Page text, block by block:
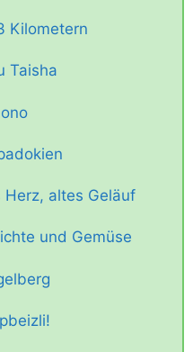
Kilometern
Taisha
Herz, altes Geläuf
und Gemüse